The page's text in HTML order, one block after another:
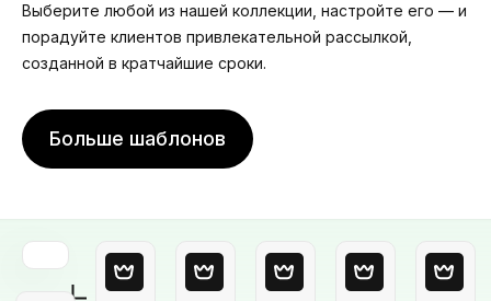
Выберите любой из нашей коллекции, настройте его — и
порадуйте клиентов привлекательной рассылкой,
созданной в кратчайшие сроки.
Больше шаблонов